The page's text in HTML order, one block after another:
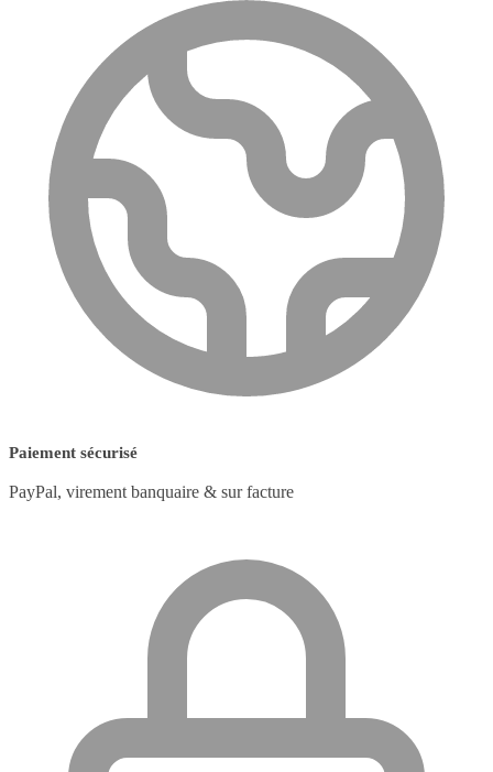
Paiement sécurisé
PayPal, virement banquaire & sur facture